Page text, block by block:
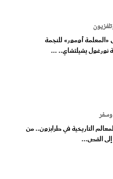
أومور» للنجمة
نورغول يشيلتشاي.. ...
التاريخية في طرابزون.. من
إلى القص...